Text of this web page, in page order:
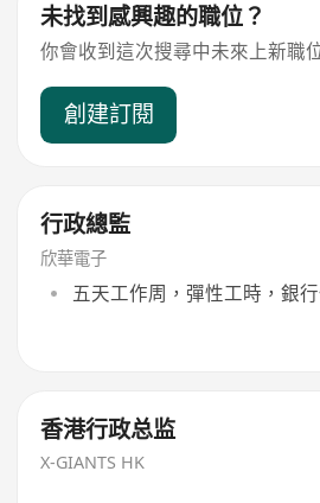
未找到感興趣的職位？
你會收到這次搜尋中未來上新職
創建訂閱
行政總監
欣華電子
五天工作周，彈性工時，銀
香港行政总监
X-GIANTS HK